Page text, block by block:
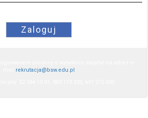
Zaloguj
rekrutacja@bsw.edu.pl